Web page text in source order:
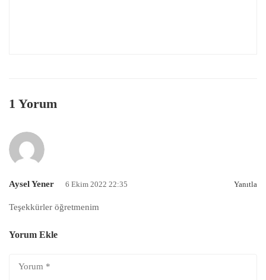
1 Yorum
Aysel Yener 6 Ekim 2022 22:35 Yanıtla
Teşekkürler öğretmenim
Yorum Ekle